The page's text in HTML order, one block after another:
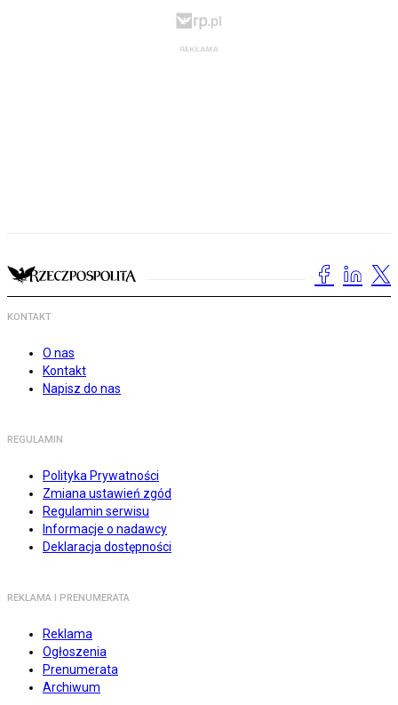
KONTAKT
O nas
Kontakt
Napisz do nas
REGULAMIN
Polityka Prywatności
Zmiana ustawień zgód
Regulamin serwisu
Informacje o nadawcy
Deklaracja dostępności
REKLAMA I PRENUMERATA
Reklama
Ogłoszenia
Prenumerata
Archiwum